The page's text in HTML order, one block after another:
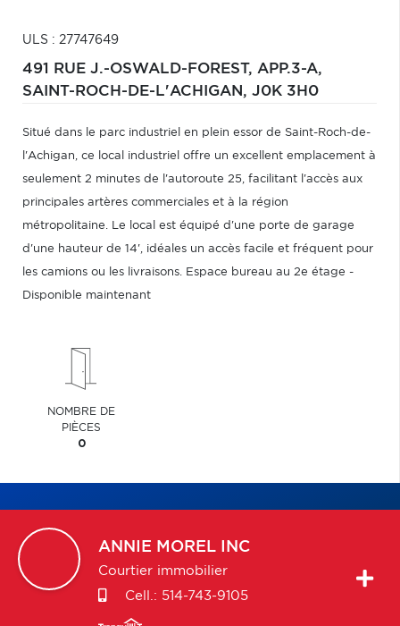
ULS : 27747649
491 RUE J.-OSWALD-FOREST, APP.3-A,
SAINT-ROCH-DE-L'ACHIGAN, J0K 3H0
Situé dans le parc industriel en plein essor de Saint-Roch-de-
l'Achigan, ce local industriel offre un excellent emplacement à
seulement 2 minutes de l'autoroute 25, facilitant l'accès aux
principales artères commerciales et à la région
métropolitaine. Le local est équipé d'une porte de garage
d'une hauteur de 14', idéales un accès facile et fréquent pour
les camions ou les livraisons. Espace bureau au 2e étage -
Disponible maintenant
NOMBRE DE
PIÈCES
0
ANNIE MOREL INC
Courtier immobilier
Cell.: 514-743-9105